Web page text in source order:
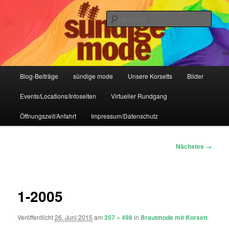
Sündige Mode Frankfurt
IHR Laden für Korsetts, Lifestyle-Mode, Club- und Dark-Wear seit 2004
Blog-Beiträge sündige mode Unsere Korsetts Bilder
Events/Locations/Infoseiten Virtueller Rundgang
Öffnungszeit/Anfahrt Impressum/Datenschutz
Nächstes →
1-2005
Veröffentlicht26. Juni 2015 am357 × 498in Brautmode mit Korsett